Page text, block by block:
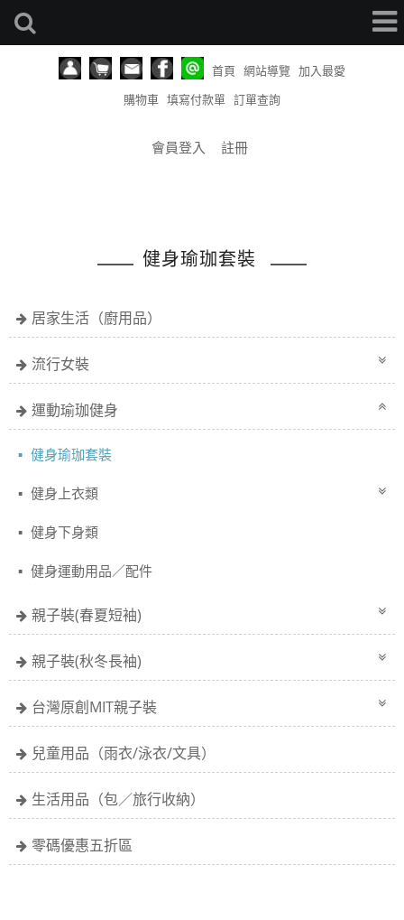
首頁 網站導覽 加入最愛
購物車 填寫付款單 訂單查詢
會員登入 註冊
健身瑜珈套裝
居家生活（廚用品）
流行女裝
運動瑜珈健身
健身瑜珈套裝
健身上衣類
健身下身類
健身運動用品／配件
親子裝(春夏短袖)
親子裝(秋冬長袖)
台灣原創MIT親子裝
兒童用品（雨衣/泳衣/文具）
生活用品（包／旅行收納）
零碼優惠五折區